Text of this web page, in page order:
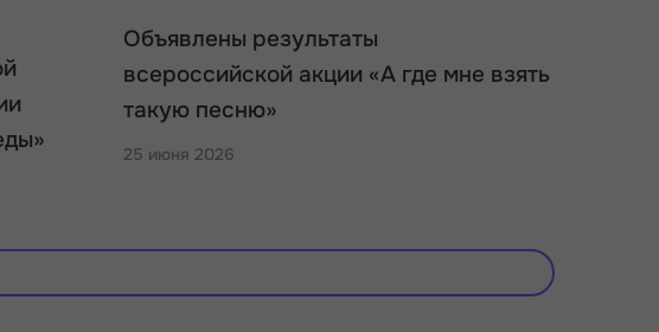
Объявлены результаты
всероссийской акции «А где мне взять
такую песню»
25 июня 2026